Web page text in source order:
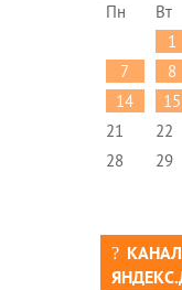
Пн
Вт
1
7
8
14
15
21
22
28
29